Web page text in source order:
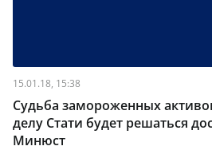
15.01.18, 15:38
Судьба замороженных
делу Стати будет решаться
Минюст